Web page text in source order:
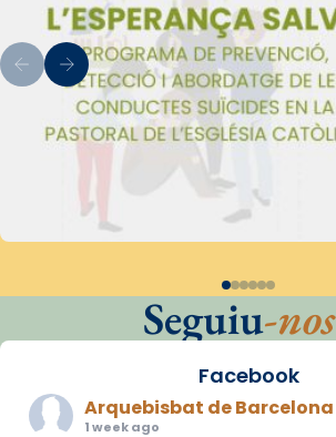
Seguiu-nos
Facebook
Arquebisbat de Barcelona
1 week ago